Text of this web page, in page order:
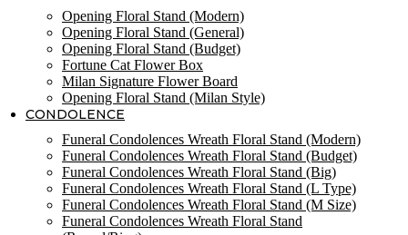
Opening Floral Stand (Modern)
Opening Floral Stand (General)
Opening Floral Stand (Budget)
Fortune Cat Flower Box
Milan Signature Flower Board
Opening Floral Stand (Milan Style)
CONDOLENCE
Funeral Condolences Wreath Floral Stand (Modern)
Funeral Condolences Wreath Floral Stand (Budget)
Funeral Condolences Wreath Floral Stand (Big)
Funeral Condolences Wreath Floral Stand (L Type)
Funeral Condolences Wreath Floral Stand (M Size)
Funeral Condolences Wreath Floral Stand